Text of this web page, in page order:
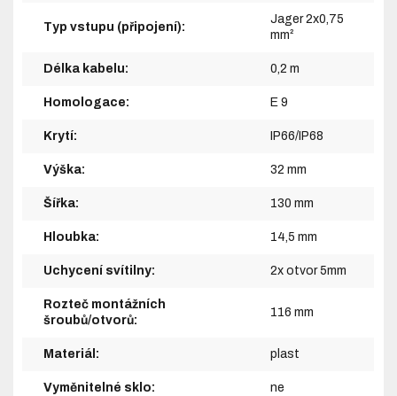
Typ vstupu (připojení):
Jager 2x0,75
mm²
Délka kabelu: 0,2 m
Homologace: E 9
Krytí: IP66/IP68
Výška: 32 mm
Šířka: 130 mm
Hloubka: 14,5 mm
Uchycení svítilny: 2x otvor 5mm
Rozteč montážních
šroubů/otvorů:
116 mm
Materiál: plast
Vyměnitelné sklo: ne